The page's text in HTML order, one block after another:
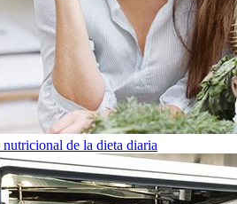
de la dieta diaria